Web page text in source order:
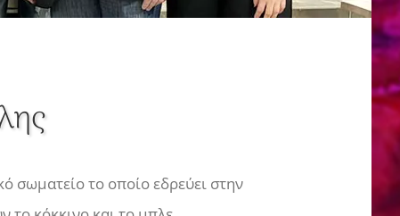
σωματείο το οποίο εδρεύει στην